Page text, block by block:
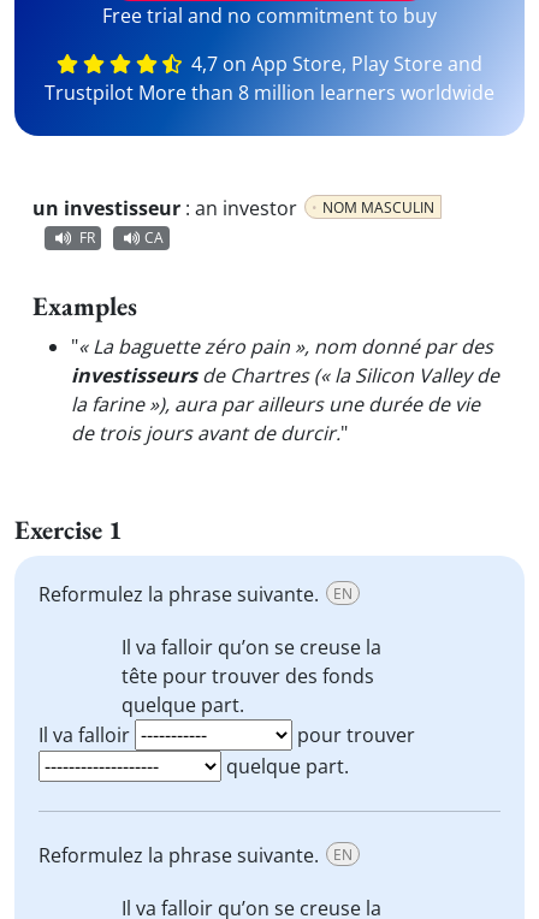
Free trial and no commitment to buy
4,7 on App Store, Play Store and
Trustpilot More than 8 million learners worldwide
un investisseur : an investor
NOM MASCULIN
FR
CA
Examples
"« La baguette zéro pain », nom donné par des
investisseursde Chartres (« la Silicon Valley de
la farine »), aura par ailleurs une durée de vie
de trois jours avant de durcir."
Exercise 1
Reformulez la phrase suivante. EN
Il va falloir qu’on se creuse la
tête pour trouver des fonds
quelque part.
Il va falloir
pour trouver
quelque part.
Reformulez la phrase suivante. EN
Il va falloir qu’on se creuse la